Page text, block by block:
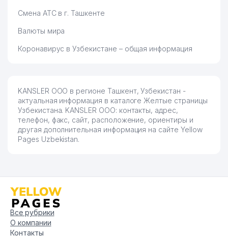
78
AGRICULTURE NETWORK ООО
79 SMALTO DENTE ЧП
80 OPTOVIK UNI TRADE ООО 299 м
82 SAXOVAT KOMMUNAL ТЧСЖ 305 м
83 KABULNIYAZOVA O.A. ИндП 305 м
ГАЗОСНАБЖАЮЩИЙ УЧАСТОК
86
NAZORAT AUDIT ООО
АУДИТОРСКАЯ КОМПАНИЯ
87 SHER SAN TRANS ЧП
Смена АТС в г. Ташкенте
Валюты мира
Коронавирус в Узбекистане – общая информация
KANSLER ООО в регионе Ташкент, Узбекистан -
актуальная информация в каталоге Желтые страницы
Узбекистана. KANSLER ООО: контакты, адрес,
телефон, факс, сайт, расположение, ориентиры и
другая дополнительная информация на сайте Yellow
Pages Uzbekistan.
Все рубрики
О компании
Контакты